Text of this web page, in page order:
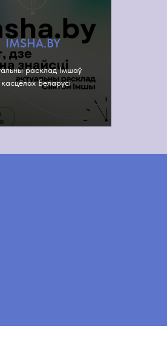
IMSHA.BY
расклад Імшаў
Беларусі